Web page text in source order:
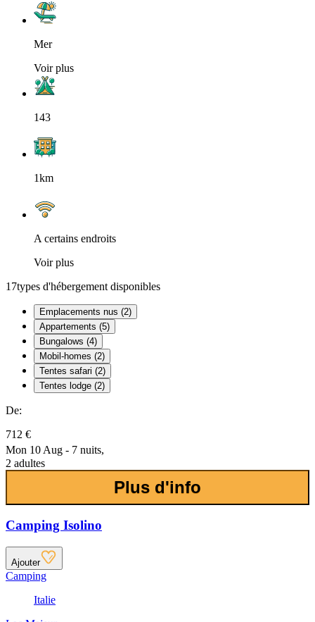
Mer
Voir plus
143
1km
A certains endroits
Voir plus
17types d'hébergement disponibles
Emplacements nus (2)
Appartements (5)
Bungalows (4)
Mobil-homes (2)
Tentes safari (2)
Tentes lodge (2)
De:
712 €
Mon 10 Aug - 7 nuits,
2 adultes
Plus d'info
Camping Isolino
Ajouter
Camping
Italie